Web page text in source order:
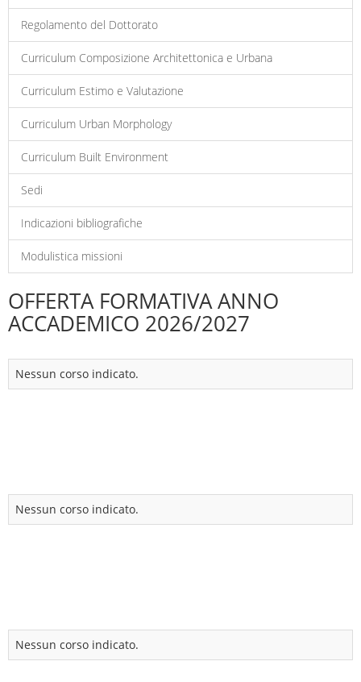
Regolamento del Dottorato
Curriculum Composizione Architettonica e Urbana
Curriculum Estimo e Valutazione
Curriculum Urban Morphology
Curriculum Built Environment
Sedi
Indicazioni bibliografiche
Modulistica missioni
OFFERTA FORMATIVA ANNO
ACCADEMICO 2026/2027
Nessun corso indicato.
Nessun corso indicato.
Nessun corso indicato.